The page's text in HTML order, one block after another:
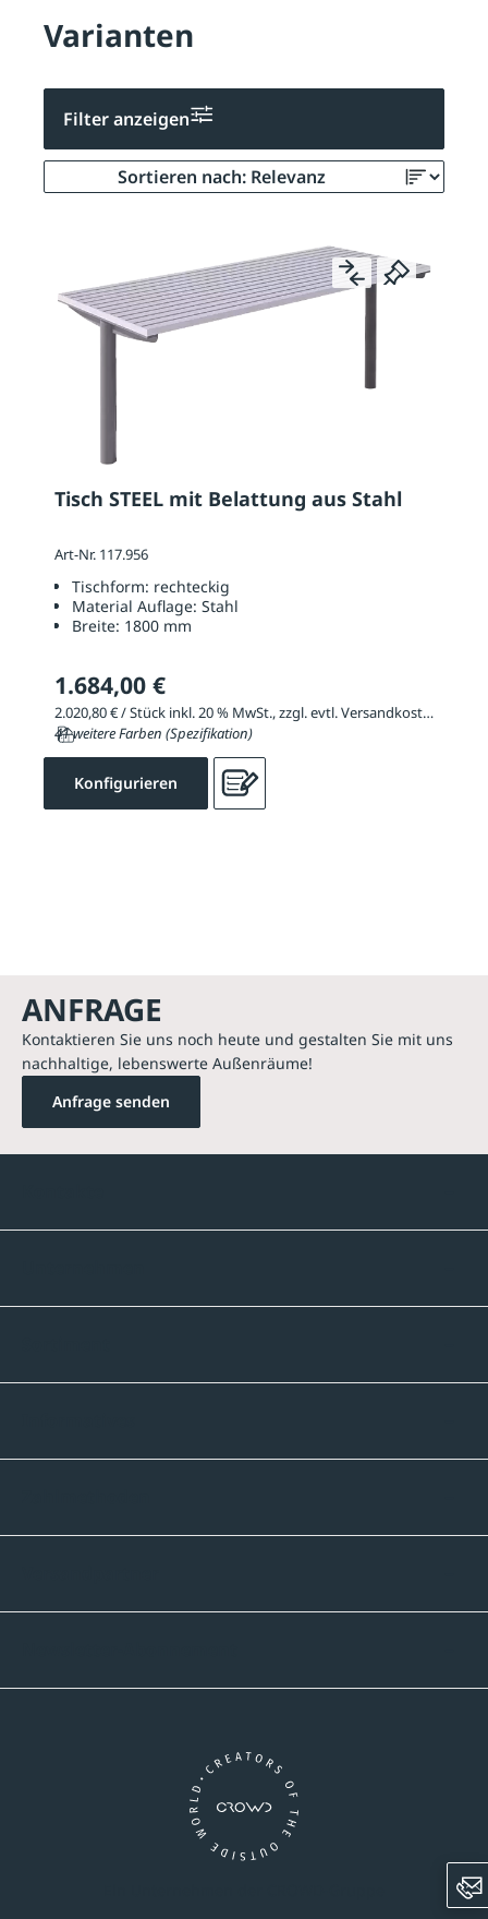
Varianten
Filter anzeigen
Tisch STEEL mit Belattung aus Stahl
Art-Nr. 117.956
Tischform: rechteckig
Material Auflage: Stahl
Breite: 1800 mm
1.684,00 €
2.020,80 € / Stück inkl. 20 % MwSt., zzgl. evtl. Versandkosten
41 weitere Farben (Spezifikation)
Konfigurieren
ANFRAGE
Kontaktieren Sie uns noch heute und gestalten Sie mit uns
nachhaltige, lebenswerte Außenräume!
Anfrage senden